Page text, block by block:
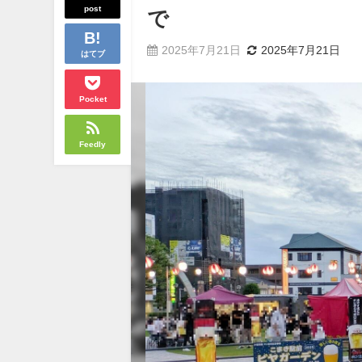
post
はてブ
Pocket
Feedly
で
2025年7月21日 2025年7月21日